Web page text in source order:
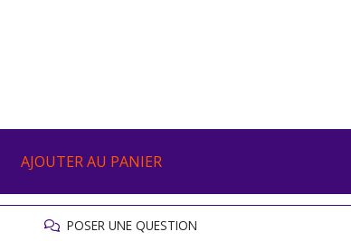
AJOUTER AU PANIER
POSER UNE QUESTION